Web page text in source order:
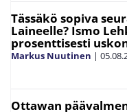
Tässäkö sopiva
Laineelle? Ismo
prosenttisesti
Markus Nuutinen |
Ottawan